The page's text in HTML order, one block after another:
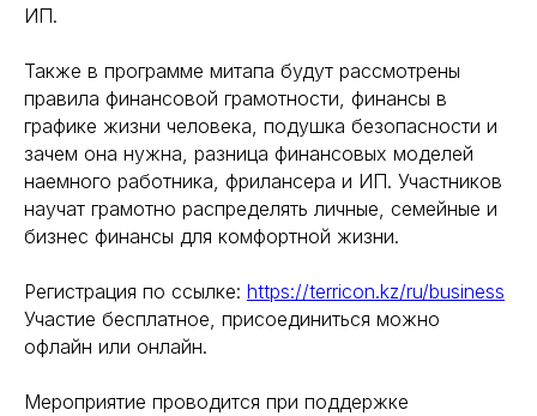
ИП.
Также в программе митапа будут рассмотрены
правила финансовой грамотности, финансы в
графике жизни человека, подушка безопасности и
зачем она нужна, разница финансовых моделей
наемного работника, фрилансера и ИП. Участников
научат грамотно распределять личные, семейные и
бизнес финансы для комфортной жизни.
Регистрация по ссылке: https://terricon.kz/ru/business
Участие бесплатное, присоединиться можно
офлайн или онлайн.
Мероприятие проводится при поддержке